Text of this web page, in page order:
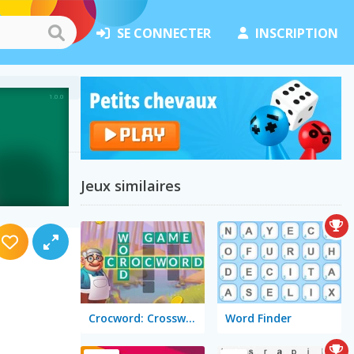
SE CONNECTER INSCRIPTION
Jeux similaires
Crocword: Crossword Puzzle Game Word Finder